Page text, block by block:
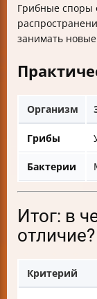
Грибные споры
занимать
Организм
Грибы
Бактерии
Итог: в
отличие?
Критерий